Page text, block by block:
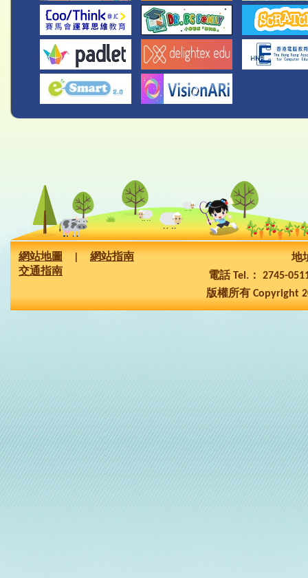
網站地圖
網站指南
交通指南
地
電話 Tel.： 2745-
版權所有 Copyright